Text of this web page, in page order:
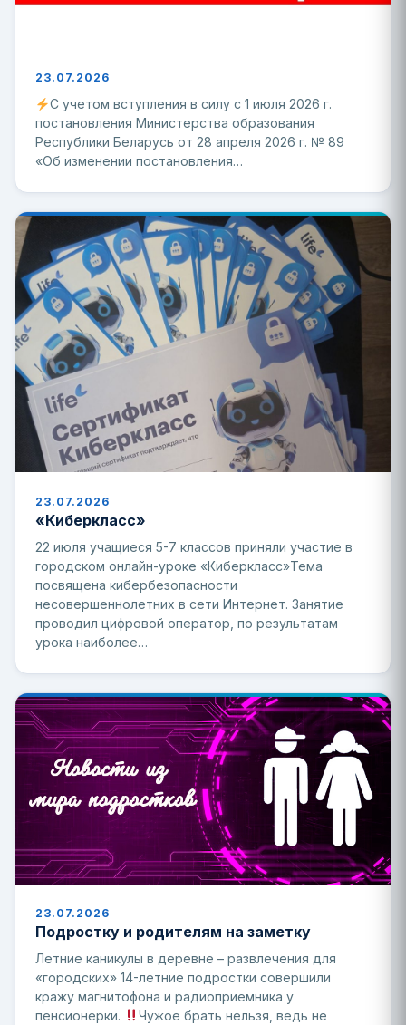
23.07.2026
С учетом вступления в силу с 1 июля 2026 г.
постановления Министерства образования
Республики Беларусь от 28 апреля 2026 г. № 89
«Об изменении постановления…
23.07.2026
«Киберкласс»
22 июля учащиеся 5-7 классов приняли участие в
городском онлайн-уроке «Киберкласс»Тема
посвящена кибербезопасности
несовершеннолетних в сети Интернет. Занятие
проводил цифровой оператор, по результатам
урока наиболее…
23.07.2026
Подростку и родителям на заметку
Летние каникулы в деревне – развлечения для
«городских» 14-летние подростки совершили
кражу магнитофона и радиоприемника у
пенсионерки.
Чужое брать нельзя, ведь не